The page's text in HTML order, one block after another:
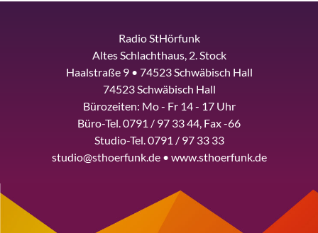
Radio StHörfunk
Altes Schlachthaus, 2. Stock
Haalstraße 9 • 74523 Schwäbisch Hall
74523 Schwäbisch Hall
Bürozeiten: Mo - Fr 14 - 17 Uhr
Büro-Tel. 0791 / 97 33 44, Fax -66
Studio-Tel. 0791 / 97 33 33
studio@sthoerfunk.de • www.sthoerfunk.de